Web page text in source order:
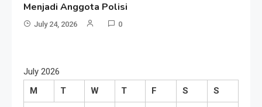
Menjadi Anggota Polisi
July 24, 2026 0
July 2026
M
T W T F S S